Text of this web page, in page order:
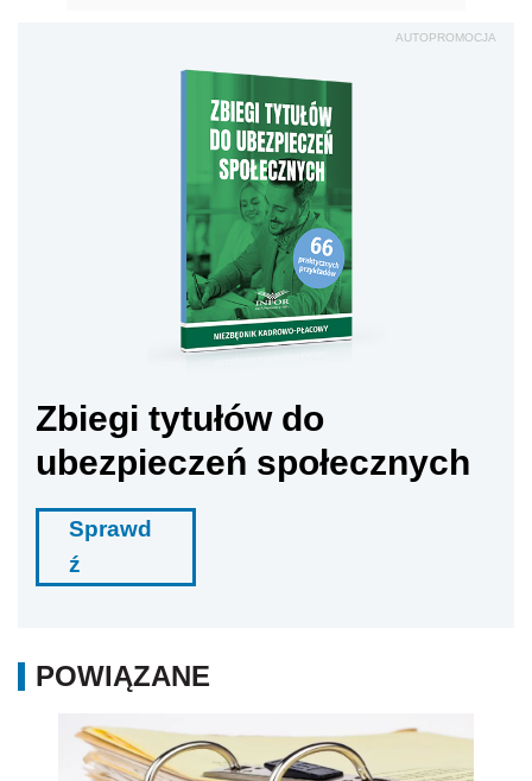
AUTOPROMOCJA
Zbiegi tytułów do
ubezpieczeń społecznych
Sprawd
ź
POWIĄZANE